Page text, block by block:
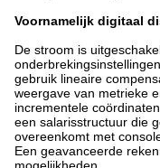
Voornamelijk digitaal
De stroom is
gebruik lineaire
weergave van metrieke
incrementele coördinaten
een salarisstructuur die
overeenkomt met
Een geavanceerde